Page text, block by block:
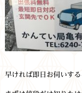
早ければ即日お伺いする